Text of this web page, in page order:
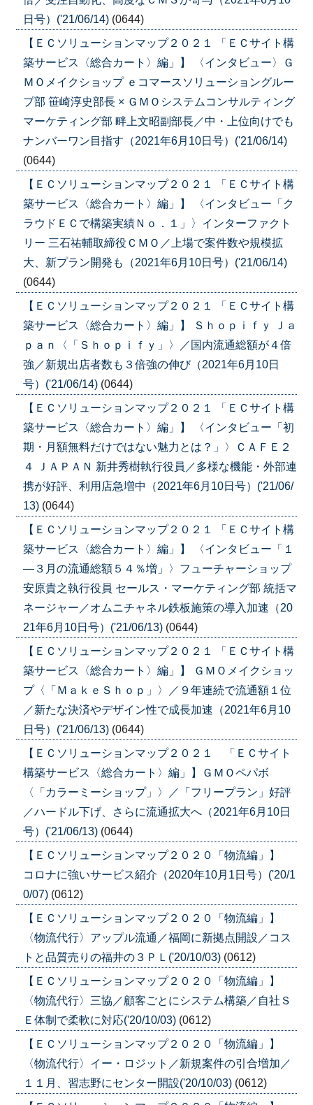
日号）('21/06/14) (0644)
【ＥＣソリューションマップ２０２１ 「ＥＣサイト構
築サービス〈総合カート〉編」】 〈インタビュー〉Ｇ
ＭＯメイクショップ ｅコマースソリューショングルー
プ部 笹崎淳史部長 × ＧＭＯシステムコンサルティング
マーケティング部 畔上文昭副部長／中・上位向けでも
ナンバーワン目指す（2021年6月10日号）('21/06/14)
(0644)
【ＥＣソリューションマップ２０２１ 「ＥＣサイト構
築サービス〈総合カート〉編」】 〈インタビュー「ク
ラウドＥＣで構築実績Ｎｏ．１」〉インターファクト
リー 三石祐輔取締役ＣＭＯ／上場で案件数や規模拡
大、新プラン開発も（2021年6月10日号）('21/06/14)
(0644)
【ＥＣソリューションマップ２０２１ 「ＥＣサイト構
築サービス〈総合カート〉編」】 Ｓｈｏｐｉｆｙ Ｊａ
ｐａｎ〈「Ｓｈｏｐｉｆｙ」〉／国内流通総額が４倍
強／新規出店者数も３倍強の伸び（2021年6月10日
号）('21/06/14) (0644)
【ＥＣソリューションマップ２０２１ 「ＥＣサイト構
築サービス〈総合カート〉編」】 〈インタビュー「初
期・月額無料だけではない魅力とは？」〉ＣＡＦＥ２
４ ＪＡＰＡＮ 新井秀樹執行役員／多様な機能・外部連
携が好評、利用店急増中（2021年6月10日号）('21/06/
13) (0644)
【ＥＣソリューションマップ２０２１ 「ＥＣサイト構
築サービス〈総合カート〉編」】 〈インタビュー「１
―３月の流通総額５４％増」〉フューチャーショップ
安原貴之執行役員 セールス・マーケティング部 統括マ
ネージャー／オムニチャネル鉄板施策の導入加速（20
21年6月10日号）('21/06/13) (0644)
【ＥＣソリューションマップ２０２１ 「ＥＣサイト構
築サービス〈総合カート〉編」】 ＧＭＯメイクショッ
プ〈「ＭａｋｅＳｈｏｐ」〉／９年連続で流通額１位
／新たな決済やデザイン性で成長加速（2021年6月10
日号）('21/06/13) (0644)
【ＥＣソリューションマップ２０２１ 「ＥＣサイト
構築サービス〈総合カート〉編」】ＧＭＯペパボ
〈「カラーミーショップ」〉／「フリープラン」好評
／ハードル下げ、さらに流通拡大へ（2021年6月10日
号）('21/06/13) (0644)
【ＥＣソリューションマップ２０２０「物流編」】
コロナに強いサービス紹介（2020年10月1日号）('20/1
0/07) (0612)
【ＥＣソリューションマップ２０２０「物流編」】
〈物流代行〉アップル流通／福岡に新拠点開設／コス
トと品質売りの福井の３ＰＬ('20/10/03) (0612)
【ＥＣソリューションマップ２０２０「物流編」】
〈物流代行〉三協／顧客ごとにシステム構築／自社Ｓ
Ｅ体制で柔軟に対応('20/10/03) (0612)
【ＥＣソリューションマップ２０２０「物流編」】
〈物流代行〉イー・ロジット／新規案件の引合増加／
１１月、習志野にセンター開設('20/10/03) (0612)